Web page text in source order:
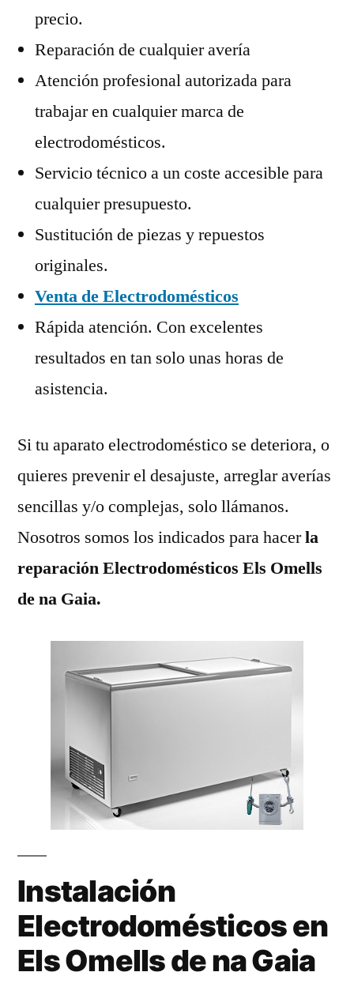
precio.
Reparación de cualquier avería
Atención profesional autorizada para
trabajar en cualquier marca de
electrodomésticos.
Servicio técnico a un coste accesible para
cualquier presupuesto.
Sustitución de piezas y repuestos
originales.
Venta de Electrodomésticos
Rápida atención. Con excelentes
resultados en tan solo unas horas de
asistencia.
Si tu aparato electrodoméstico se deteriora, o
quieres prevenir el desajuste, arreglar averías
sencillas y/o complejas, solo llámanos.
Nosotros somos los indicados para hacerla
reparación Electrodomésticos Els Omells
de na Gaia.
Instalación
Electrodomésticos en
Els Omells de na Gaia